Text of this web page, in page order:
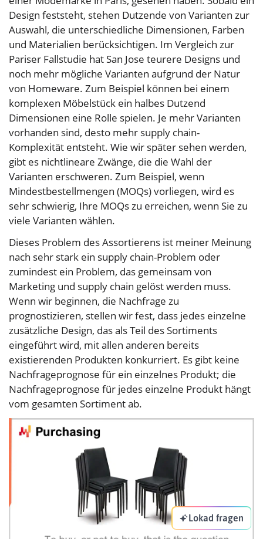
Design feststeht, stehen Dutzende von Varianten zur
Auswahl, die unterschiedliche Dimensionen, Farben
und Materialien berücksichtigen. Im Vergleich zur
Pariser Fallstudie hat San Jose teurere Designs und
noch mehr mögliche Varianten aufgrund der Natur
von Homeware. Zum Beispiel können bei einem
komplexen Möbelstück ein halbes Dutzend
Dimensionen eine Rolle spielen. Je mehr Varianten
vorhanden sind, desto mehr supply chain-
Komplexität entsteht. Wie wir später sehen werden,
gibt es nichtlineare Zwänge, die die Wahl der
Varianten erschweren. Zum Beispiel, wenn
Mindestbestellmengen (MOQs) vorliegen, wird es
sehr schwierig, Ihre MOQs zu erreichen, wenn Sie zu
viele Varianten wählen.
Dieses Problem des Assortierens ist meiner Meinung
nach sehr stark ein supply chain-Problem oder
zumindest ein Problem, das gemeinsam von
Marketing und supply chain gelöst werden muss.
Wenn wir beginnen, die Nachfrage zu
prognostizieren, stellen wir fest, dass jedes einzelne
zusätzliche Design, das als Teil des Sortiments
eingeführt wird, mit allen anderen bereits
existierenden Produkten konkurriert. Es gibt keine
Nachfrageprognose für ein einzelnes Produkt; die
Nachfrageprognose für jedes einzelne Produkt hängt
vom gesamten Sortiment ab.
Lokad fragen